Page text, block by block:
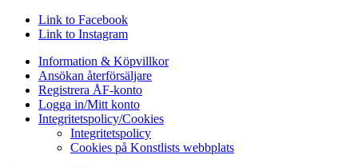
Link to Facebook
Link to Instagram
Information & Köpvillkor
Ansökan återförsäljare
Registrera ÅF-konto
Logga in/Mitt konto
Integritetspolicy/Cookies
Integritetspolicy
Cookies på Konstlists webbplats